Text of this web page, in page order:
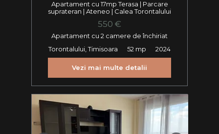
Apartament cu 17mp Terasa | Parcare
suprateran | Ateneo | Calea Torontalului
550 €
Apartament cu 2 camere de închiriat
Torontalului, Timisoara
52 mp 2024
Vezi mai multe detalii